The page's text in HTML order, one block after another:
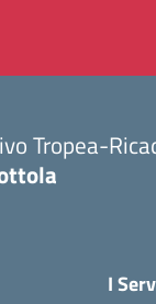
Tropea-
I